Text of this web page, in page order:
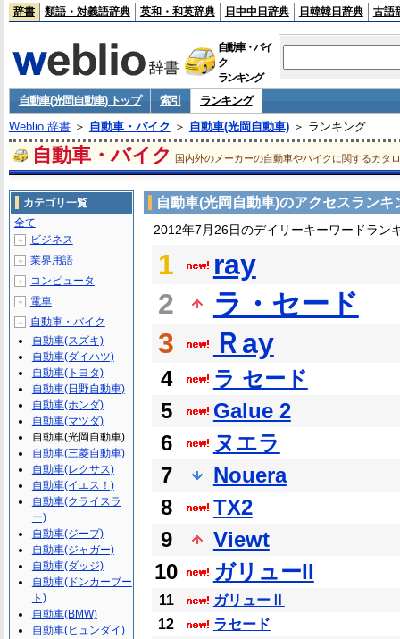
辞書 類語・対義語辞典 英和・和英辞典 日中中日辞典 日韓韓日辞典 古語
自動車・バイ
ク
ランキング
自動車(光岡自動車) トップ 索引
ランキング
Weblio 辞書＞ 自動車・バイク ＞ 自動車(光岡自動車)＞ ランキング
自動車・バイク 国内外のメーカーの自動車やバイクに関するカタ
自動車(光岡自動車)のアクセスランキ
2012年7月26日のデイリーキーワードラン
1
ray
2
ラ・セード
3
Ｒay
4
ラ セード
5
Galue 2
6
ヌエラ
7
Nouera
8
TX2
9
Viewt
10
ガリューII
11
ガリューⅡ
12
ラセード
カテゴリ一覧
全て
＋ ビジネス
＋ 業界用語
＋ コンピュータ
＋ 電車
－
自動車・バイク
自動車(スズキ)
自動車(ダイハツ)
自動車(トヨタ)
自動車(日野自動車)
自動車(ホンダ)
自動車(マツダ)
自動車(光岡自動車)
自動車(三菱自動車)
自動車(レクサス)
自動車(イエス！)
自動車(クライスラ
ー)
自動車(ジープ)
自動車(ジャガー)
自動車(ダッジ)
自動車(ドンカーブー
ト)
自動車(BMW)
自動車(ヒュンダイ)